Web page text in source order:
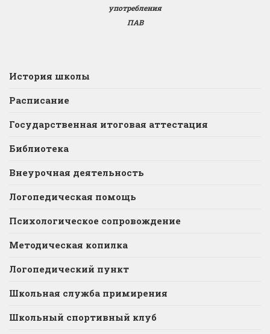
употребления
ПАВ
История школы
Расписание
Государственная итоговая аттестация
Библиотека
Внеурочная деятельность
Логопедическая помощь
Психологическое сопровождение
Методическая копилка
Логопедический пункт
Школьная служба примирения
Школьный спортивный клуб